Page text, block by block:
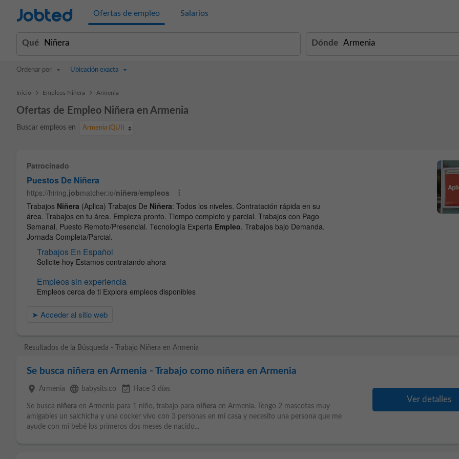
Jobted Ofertas de empleo Salarios
Qué Dónde
Ordenar por Ubicación exacta
Inicio > Empleos Niñera > Armenia
Ofertas de Empleo Niñera en Armenia
Buscar empleos en Armenia (QUI)
Resultados de la Búsqueda - Trabajo Niñera en Armenia
Se busca niñera en Armenia - Trabajo como niñera en Armenia
place Armenia language babysits.co event_available Hace 3 días
Se busca niñera en Armenia para 1 niño, trabajo para niñera en Armenia. Tengo 2 mascotas muy
amigables un salchicha y una cocker vivo con 3 personas en mi casa y necesito una persona que me
ayude con mi bebé los primeros dos meses de nacido...
Ver detalles